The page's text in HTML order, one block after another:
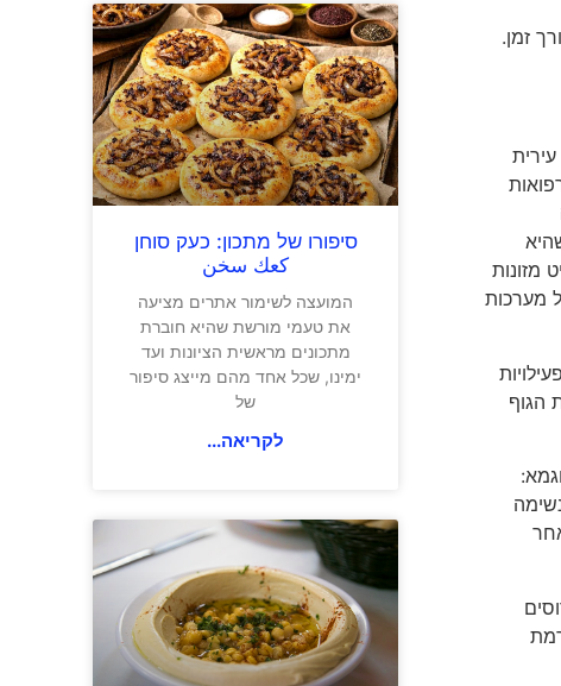
זמן.
מזונות
מערכות
הגוף
סיפורו של מתכון: כעק סוחן
كعك سخن
המועצה לשימור אתרים מציעה
את טעמי מורשת שהיא חוברת
מתכונים מראשית הציונות ועד
ימינו, שכל אחד מהם מייצג סיפור
של
לקריאה...